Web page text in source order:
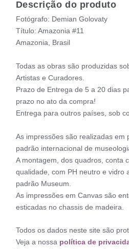
Descrição do produto
Fotógrafo: Demian Golovaty
Título: Amazonia #11
Amazonia, Brasil
Todas as obras são produzidas
Artistas e Curadores.
Prazo de Entrega de 5 a 20 dias
prazo no ato da compra!
Entrega para outros países, sob
As impressões são realizadas em
padrão internacional de
A montagem, dos quadros, conta
qualidade, com PH neutro e vidro
padrão Museum.
As impressões em Canvas são
esticadas no chassis de madeira.
Todos os dados neste site são
Veja a nossa política de